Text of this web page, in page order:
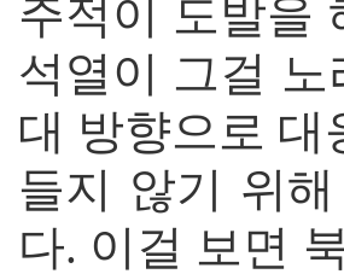
주적이 도발을
석열이 그걸
대 방향으로 대
들지 않기 위
다. 이걸 보면